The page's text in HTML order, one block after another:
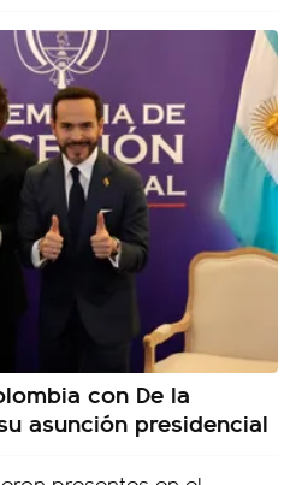
con De la
asunción presidencial